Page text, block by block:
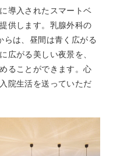
導入されたスマートベ
供します。乳腺外科の
らは、昼間は青く広がる
広がる美しい夜景を、
ることができます。心
院生活を送っていただ